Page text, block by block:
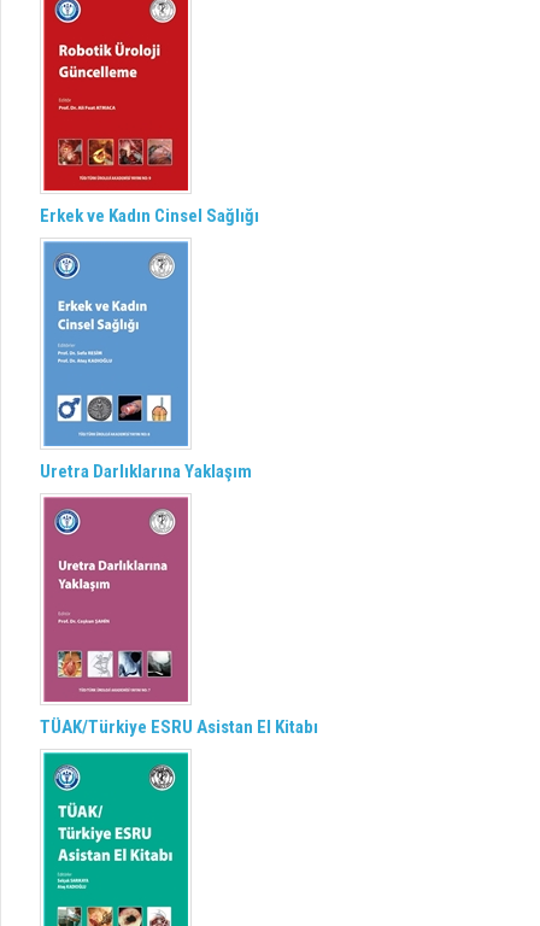
Erkek ve Kadın Cinsel Sağlığı
Uretra Darlıklarına Yaklaşım
TÜAK/Türkiye ESRU Asistan El Kitabı